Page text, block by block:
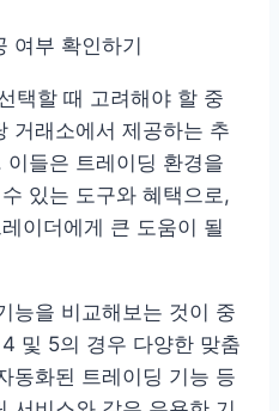
여부 확인하기
택할 때 고려해야 할 중
거래소에서 제공하는 추
들은 트레이딩 환경을
있는 도구와 혜택으로,
이더에게 큰 도움이 될
능을 비교해보는 것이 중
및 5의 경우 다양한 맞춤
동화된 트레이딩 기능 등